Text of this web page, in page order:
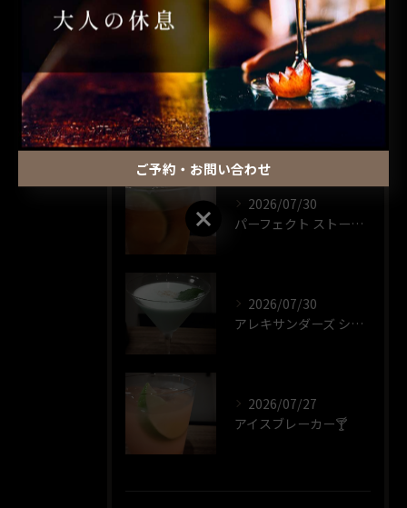
ウイスキー
最近の投稿
2026/07/30
パーフェクト ストーム🍸️
2026/07/30
アレキサンダーズ シスター🍸️
2026/07/27
アイスブレーカー🍸️
ご予約・お問い合わせ
ご予約・お問い合わせ